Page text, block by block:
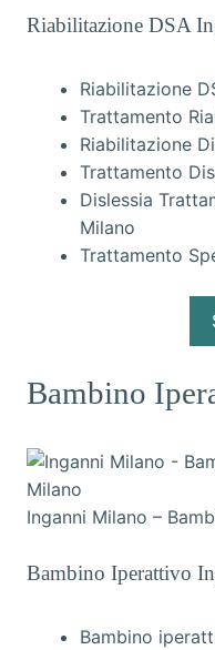
Riabilitazione DSA
Riabilitazione
Trattamento
Riabilitazione
Trattamento
Dislessia
Milano
Trattamento
Bambino
Inganni Milano –
Bambino Iperattivo
Bambino